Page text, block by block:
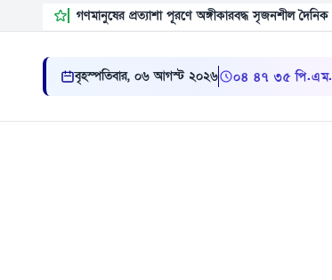
গণমানুষের প্রত্যাশা পূরণে অঙ্গীকারবদ্ধ সৃজনশীল দৈনিক
বৃহস্পতিবার, ০৬ আগস্ট ২০২৬ ০৪:৪৭:৩৬ পি.এম.